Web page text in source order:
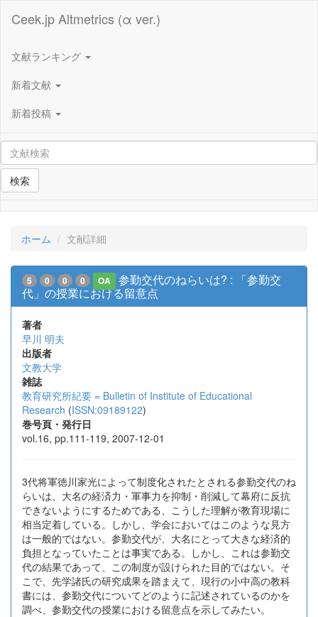
Ceek.jp Altmetrics (α ver.)
文献ランキング
新着文献
新着投稿
検索
ホーム 文献詳細
5 0 0 0 OA
参勤交代のねらいは? : 「参勤交
代」の授業における留意点
著者
早川 明夫
出版者
文教大学
雑誌
教育研究所紀要 = Bulletin of Institute of Educational
Research (ISSN:09189122)
巻号頁・発行日
vol.16, pp.111-119, 2007-12-01
3代将軍徳川家光によって制度化されたとされる参勤交代のね
らいは、大名の経済力・軍事力を抑制・削減して幕府に反抗
できないようにするためである、こうした理解が教育現場に
相当定着している。しかし、学会においてはこのような見方
は一般的ではない。参勤交代が、大名にとって大きな経済的
負担となっていたことは事実である。しかし、これは参勤交
代の結果であって、この制度が設けられた目的ではない。そ
こで、先学諸氏の研究成果を踏まえて、現行の小中高の教科
書には、参勤交代についてどのように記述されているのかを
調べ、参勤交代の授業における留意点を示してみたい。